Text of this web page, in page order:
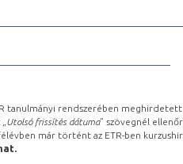
tanulmányi rendszerében
Utolsó frissítés dátuma” szövegnél
már történt az ETR-ben